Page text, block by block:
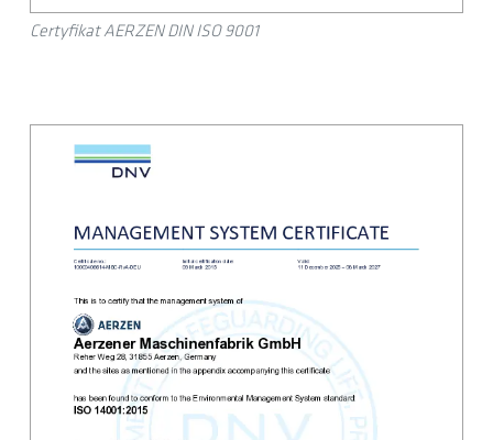
Certyfikat AERZEN DIN ISO 9001